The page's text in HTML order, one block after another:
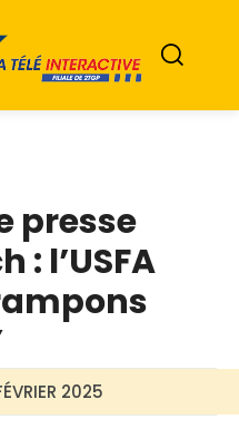
presse
l’USFA
2025